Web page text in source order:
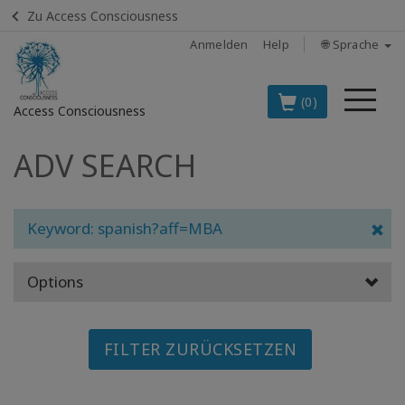
Zu Access Consciousness
Anmelden Help 🌐 Sprache
Access Consciousness
(0)
Bei
Konto
DIE
AUF DEUTSCH
ADV SEARCH
Keyword: spanish?aff=MBA
Options
FILTER ZURÜCKSETZEN